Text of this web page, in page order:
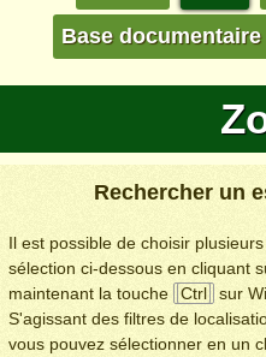
Base documentaire
Rechercher un
Il est possible de choisir
sélection ci-dessous en cliquant
maintenant la touche
Ctrl sur
S'agissant des filtres de
vous pouvez sélectionner en un